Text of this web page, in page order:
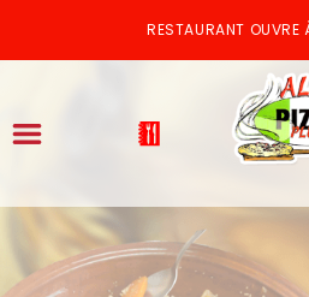
RESTAURANT OUVRE
ACCUEIL